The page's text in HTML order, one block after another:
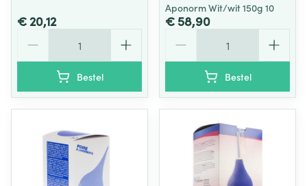
€ 20,12
Bestel
Aponorm Wit/wit 150g 10
€ 58,90
Bestel